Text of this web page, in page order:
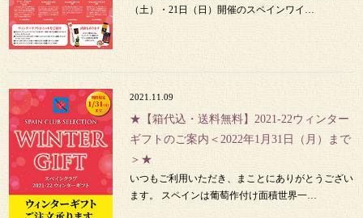
（土）・21日（日）開催のスペインワイ…
2021.11.09
★【箱代込・送料無料】2021-22ウィンター
ギフトのご案内＜2022年1月31日（月）まで
＞★
いつもご利用いただき、まことにありがとうござい
ます。 スペインは葡萄作付け面積世界一…